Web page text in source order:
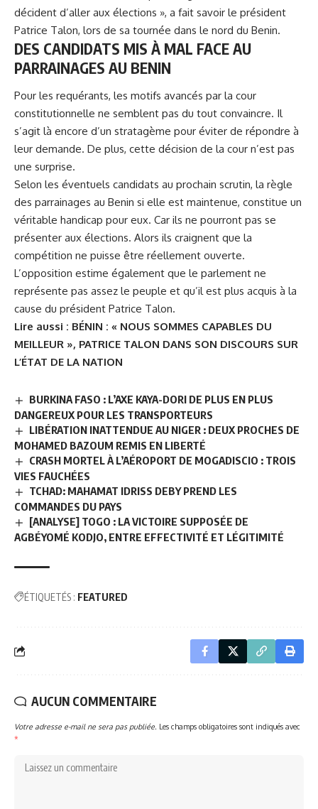
décident d’aller aux élections », a fait savoir le président
Patrice Talon, lors de sa tournée dans le nord du Benin.
DES CANDIDATS MIS À MAL FACE AU
PARRAINAGES AU BENIN
Pour les requérants, les motifs avancés par la cour
constitutionnelle ne semblent pas du tout convaincre. Il
s’agit là encore d’un stratagème pour éviter de répondre à
leur demande. De plus, cette décision de la cour n’est pas
une surprise.
Selon les éventuels candidats au prochain scrutin, la règle
des parrainages au Benin si elle est maintenue, constitue un
véritable handicap pour eux. Car ils ne pourront pas se
présenter aux élections. Alors ils craignent que la
compétition ne puisse être réellement ouverte.
L’opposition estime également que le parlement ne
représente pas assez le peuple et qu’il est plus acquis à la
cause du président Patrice Talon.
Lire aussi : BÉNIN : « NOUS SOMMES CAPABLES DU
MEILLEUR », PATRICE TALON DANS SON DISCOURS SUR
L’ÉTAT DE LA NATION
BURKINA FASO : L’AXE KAYA-DORI DE PLUS EN PLUS
DANGEREUX POUR LES TRANSPORTEURS
LIBÉRATION INATTENDUE AU NIGER : DEUX PROCHES DE
MOHAMED BAZOUM REMIS EN LIBERTÉ
CRASH MORTEL À L’AÉROPORT DE MOGADISCIO : TROIS
VIES FAUCHÉES
TCHAD: MAHAMAT IDRISS DEBY PREND LES
COMMANDES DU PAYS
[ANALYSE] TOGO : LA VICTOIRE SUPPOSÉE DE
AGBÉYOMÉ KODJO, ENTRE EFFECTIVITÉ ET LÉGITIMITÉ
ÉTIQUETÉS : FEATURED
AUCUN COMMENTAIRE
Votre adresse e-mail ne sera pas publiée. Les champs obligatoires sont indiqués avec
*